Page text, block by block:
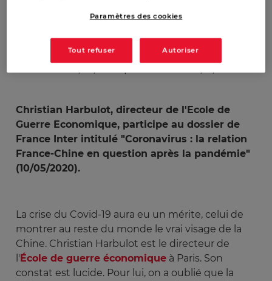
Christian Harbulot, directeur de l'Ecole de
Guerre Economique, participe au dossier de
France Inter intitulé "Coronavirus : la relation
France-Chine en question après la pandémie"
(10/05/2020).
La crise du Covid-19 aura eu un mérite, celui de
montrer au reste du monde le vrai visage de la
Chine. Christian Harbulot est le directeur de
l'École de guerre économique à Paris. Son
constat est lucide. Pour lui, on a oublié que la
Paramètres des cookies
Tout refuser Autoriser